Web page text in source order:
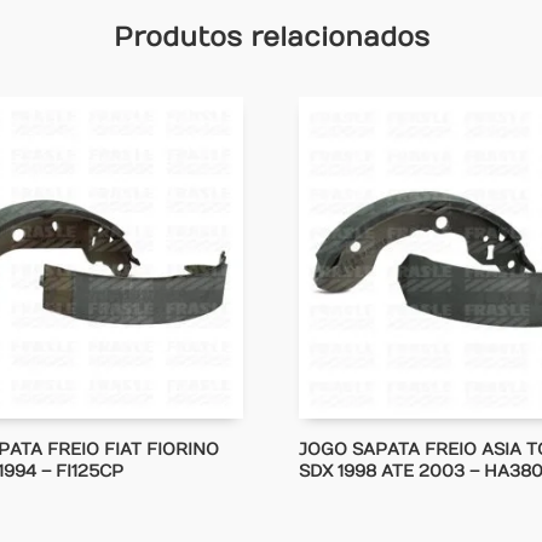
Produtos relacionados
FREIO FIAT FIORINO
– FI125CP
JOGO SAPATA FREIO ASIA
SDX 1998 ATE 2003 –